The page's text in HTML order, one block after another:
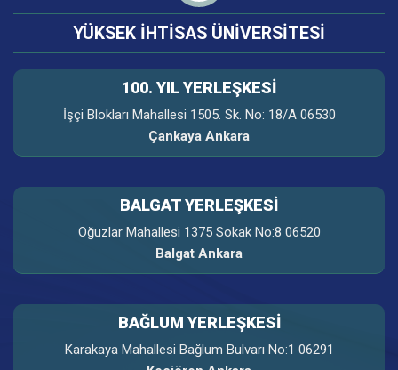
YÜKSEK İHTİSAS ÜNİVERSİTESİ
100. YIL YERLEŞKESI
İşçi Blokları Mahallesi 1505. Sk. No: 18/A 06530
Çankaya Ankara
BALGAT YERLEŞKESİ
Oğuzlar Mahallesi 1375 Sokak No:8 06520
Balgat Ankara
BAĞLUM YERLEŞKESİ
Karakaya Mahallesi Bağlum Bulvarı No:1 06291